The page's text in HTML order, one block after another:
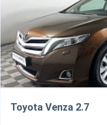
Toyota Venza 2.7